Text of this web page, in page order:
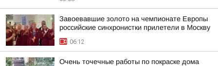
Завоевавшие золото на чемпионате Европы
российские синхронистки прилетели в Москву
06:12
Очень точечные работы по покраске дома